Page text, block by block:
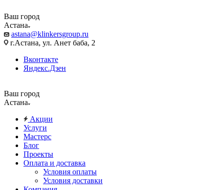
Ваш город
Астана
astana@klinkersgroup.ru
г.Астана, ул. Анет баба, 2
Вконтакте
Яндекс.Дзен
Ваш город
Астана
Акции
Услуги
Мастерс
Блог
Проекты
Оплата и доставка
Условия оплаты
Условия доставки